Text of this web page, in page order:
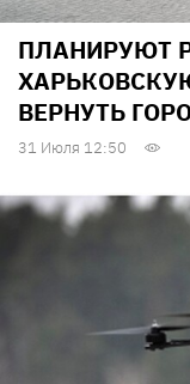
ПЛАНИРУЮТ
ВЕРНУТЬ
31 Июля 12:50